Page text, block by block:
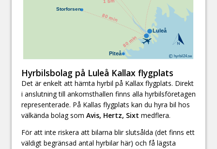
Hyrbilsbolag på Luleå Kallax flygplats
Det är enkelt att hämta hyrbil på Kallax flygplats. Direkt
i anslutning till ankomsthallen finns alla hyrbilsföretagen
representerade. På Kallas flygplats kan du hyra bil hos
välkända bolag som Avis, Hertz, Sixt medflera.
För att inte riskera att bilarna blir slutsålda (det finns ett
väldigt begränsad antal hyrbilar här) och få lägsta